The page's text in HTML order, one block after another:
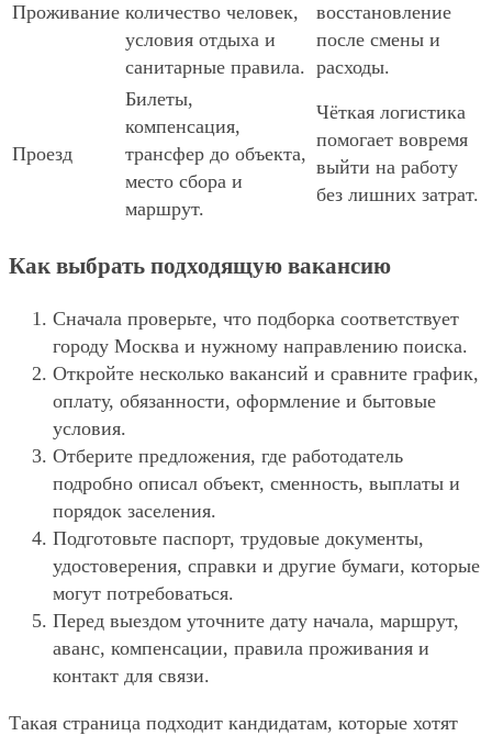
Проживание количество человек,
условия отдыха и
санитарные правила.
восстановление
после смены и
расходы.
Проезд
Билеты,
компенсация,
трансфер до объекта,
место сбора и
маршрут.
Чёткая логистика
помогает вовремя
выйти на работу
без лишних затрат.
Как выбрать подходящую вакансию
Сначала проверьте, что подборка соответствует
городу Москва и нужному направлению поиска.
Откройте несколько вакансий и сравните график,
оплату, обязанности, оформление и бытовые
условия.
Отберите предложения, где работодатель
подробно описал объект, сменность, выплаты и
порядок заселения.
Подготовьте паспорт, трудовые документы,
удостоверения, справки и другие бумаги, которые
могут потребоваться.
Перед выездом уточните дату начала, маршрут,
аванс, компенсации, правила проживания и
контакт для связи.
Такая страница подходит кандидатам, которые хотят